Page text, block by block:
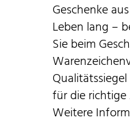
Geschenke
Leben lang –
Sie beim
für die
Weitere